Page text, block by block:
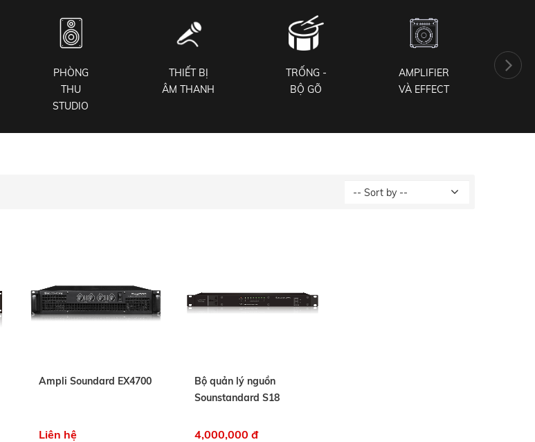
PHÒNG
THU
STUDIO
THIẾT BỊ
ÂM THANH
TRỐNG -
BỘ GÕ
AMPLIFIER
VÀ EFFECT
Ampli Soundard EX4700
Liên hệ
Bộ quản lý nguồn
Sounstandard S18
4,000,000 đ